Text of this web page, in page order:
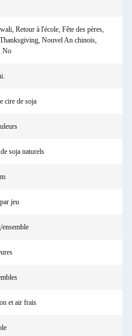
Retour à l'école, Fête des pères,
Nouvel An chinois,
No
cire de soja
soja naturels
jeu
et air frais